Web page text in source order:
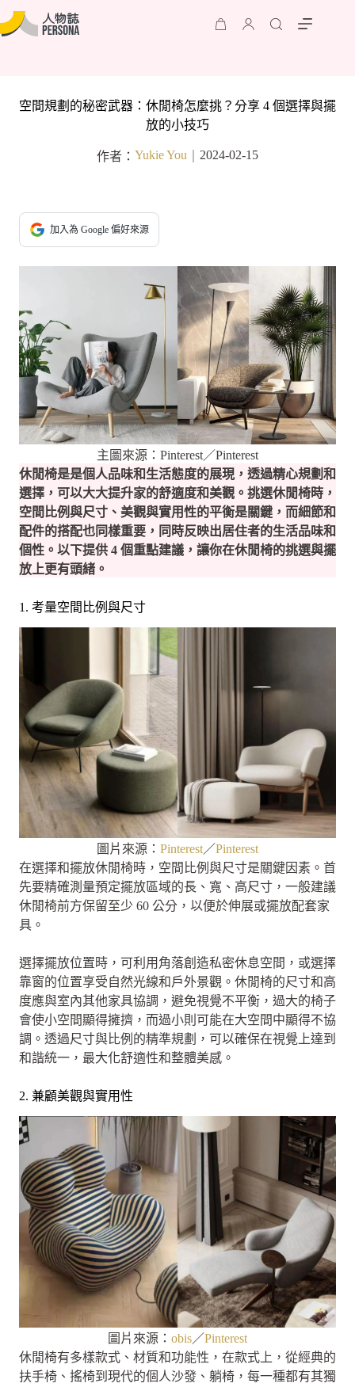
空間規劃的秘密武器：休閒椅怎麼挑？分享 4 個選擇與擺
放的小技巧
作者： Yukie You 2024-02-15
加入為 Google 偏好來源
主圖來源：Pinterest／Pinterest
休閒椅是是個人品味和生活態度的展現，透過精心規劃和
選擇，可以大大提升家的舒適度和美觀。挑選休閒椅時，
空間比例與尺寸、美觀與實用性的平衡是關鍵，而細節和
配件的搭配也同樣重要，同時反映出居住者的生活品味和
個性。以下提供 4 個重點建議，讓你在休閒椅的挑選與擺
放上更有頭緒。
1. 考量空間比例與尺寸
圖片來源： Pinterest／Pinterest
在選擇和擺放休閒椅時，空間比例與尺寸是關鍵因素。首
先要精確測量預定擺放區域的長、寬、高尺寸，一般建議
休閒椅前方保留至少 60 公分，以便於伸展或擺放配套家
具。
選擇擺放位置時，可利用角落創造私密休息空間，或選擇
靠窗的位置享受自然光線和戶外景觀。休閒椅的尺寸和高
度應與室內其他家具協調，避免視覺不平衡，過大的椅子
會使小空間顯得擁擠，而過小則可能在大空間中顯得不協
調。透過尺寸與比例的精準規劃，可以確保在視覺上達到
和諧統一，最大化舒適性和整體美感。
2. 兼顧美觀與實用性
圖片來源： obis／Pinterest
休閒椅有多樣款式、材質和功能性，在款式上，從經典的
扶手椅、搖椅到現代的個人沙發、躺椅，每一種都有其獨